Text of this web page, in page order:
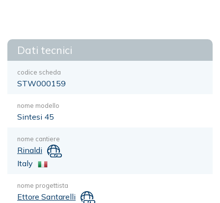
Dati tecnici
codice scheda
STW000159
nome modello
Sintesi 45
nome cantiere
Rinaldi
Italy
nome progettista
Ettore Santarelli